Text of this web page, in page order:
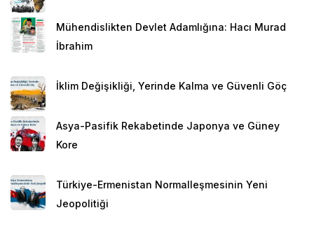
Mühendislikten Devlet Adamlığına: Hacı Murad
İbrahim
İklim Değişikliği, Yerinde Kalma ve Güvenli Göç
Asya-Pasifik Rekabetinde Japonya ve Güney
Kore
Türkiye-Ermenistan Normalleşmesinin Yeni
Jeopolitiği